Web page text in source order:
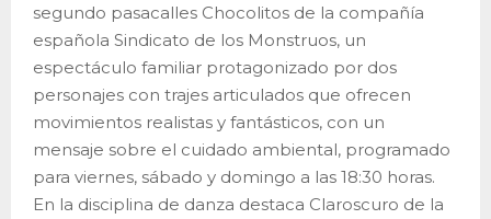
segundo pasacalles Chocolitos de la compañía
española Sindicato de los Monstruos, un
espectáculo familiar protagonizado por dos
personajes con trajes articulados que ofrecen
movimientos realistas y fantásticos, con un
mensaje sobre el cuidado ambiental, programado
para viernes, sábado y domingo a las 18:30 horas.
En la disciplina de danza destaca Claroscuro de la